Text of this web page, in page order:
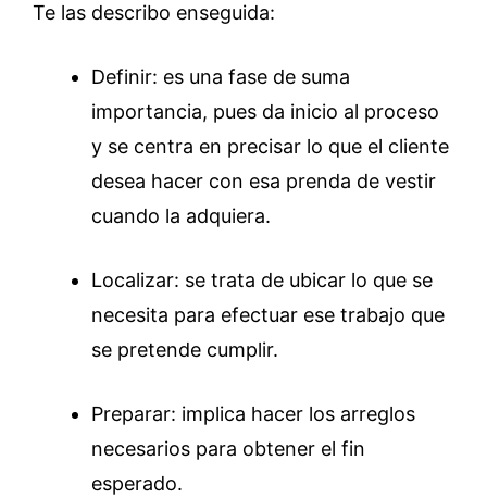
Te las describo enseguida:
Definir: es una fase de suma
importancia, pues da inicio al proceso
y se centra en precisar lo que el cliente
desea hacer con esa prenda de vestir
cuando la adquiera.
Localizar: se trata de ubicar lo que se
necesita para efectuar ese trabajo que
se pretende cumplir.
Preparar: implica hacer los arreglos
necesarios para obtener el fin
esperado.